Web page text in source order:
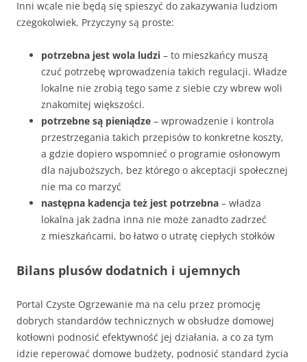
Inni wcale nie będą się spieszyć do zakazywania ludziom
czegokolwiek. Przyczyny są proste:
potrzebna jest wola ludzi – to mieszkańcy muszą
czuć potrzebę wprowadzenia takich regulacji. Władze
lokalne nie zrobią tego same z siebie czy wbrew woli
znakomitej większości.
potrzebne są pieniądze – wprowadzenie i kontrola
przestrzegania takich przepisów to konkretne koszty,
a gdzie dopiero wspomnieć o programie osłonowym
dla najuboższych, bez którego o akceptacji społecznej
nie ma co marzyć
następna kadencja też jest potrzebna – władza
lokalna jak żadna inna nie może zanadto zadrzeć
z mieszkańcami, bo łatwo o utratę ciepłych stołków
Bilans plusów dodatnich i ujemnych
Portal Czyste Ogrzewanie ma na celu przez promocję
dobrych standardów technicznych w obsłudze domowej
kotłowni podnosić efektywność jej działania, a co za tym
idzie reperować domowe budżety, podnosić standard życia